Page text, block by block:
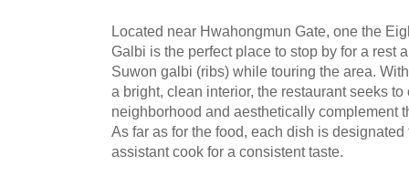
Located near Hwahongmun Gate, one the
Galbi is the perfect place to stop by for a rest
Suwon galbi (ribs) while touring the area.
a bright, clean interior, the restaurant seeks
neighborhood and aesthetically complement
As far as for the food, each dish is
assistant cook for a consistent taste.